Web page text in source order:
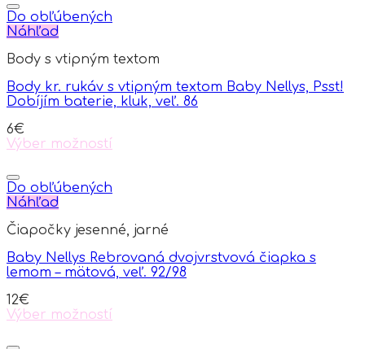
has
multiple
The
may
be
on
the
page
Do obľúbených
Náhľad
Body s vtipným textom
Body kr. rukáv s vtipným textom Baby Nellys, Psst!
Dobíjím baterie, kluk, veľ. 86
6€
Výber možností
product
has
multiple
The
may
be
on
the
Do obľúbených
Náhľad
Čiapočky jesenné, jarné
Baby Nellys Rebrovaná dvojvrstvová čiapka s
lemom – mätová, veľ. 92/98
12€
Výber možností
product